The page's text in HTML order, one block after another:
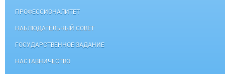
ПРОФЕССИОНАЛИТЕТ
НАБЛЮДАТЕЛЬНЫЙ СОВЕТ
ГОСУДАРСТВЕННОЕ ЗАДАНИЕ
НАСТАВНИЧЕСТВО